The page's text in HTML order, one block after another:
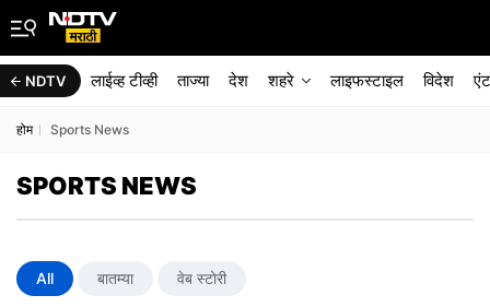
NDTV लाईव्ह टीव्ही ताज्या देश शहरे लाइफस्टाइल विदेश
होम Sports News
SPORTS NEWS
All बातम्या वेब स्टोरी